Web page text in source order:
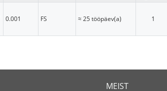
0.001 FS ≈ 25 tööpäev(a) 1
MEIST